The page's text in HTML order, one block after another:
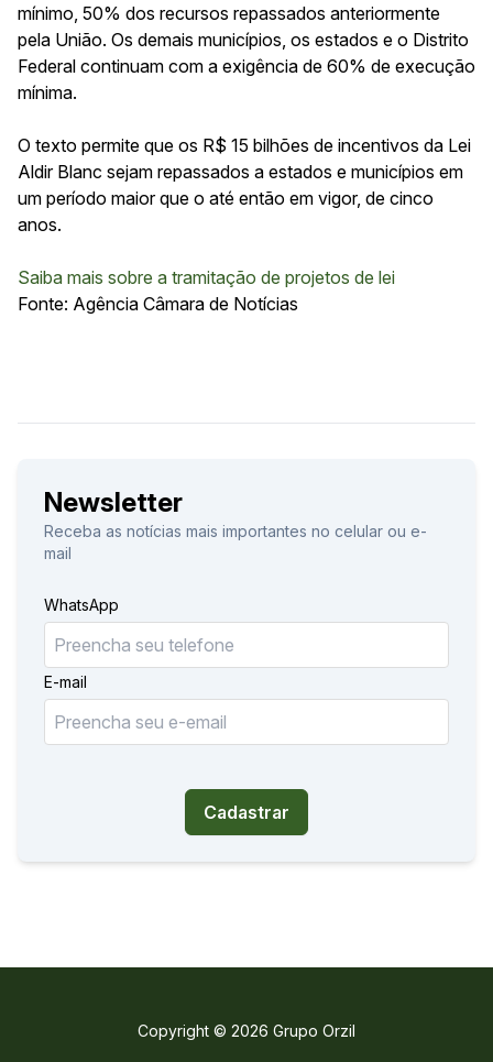
mínimo, 50% dos recursos repassados anteriormente
pela União. Os demais municípios, os estados e o Distrito
Federal continuam com a exigência de 60% de execução
mínima.
O texto permite que os R$ 15 bilhões de incentivos da Lei
Aldir Blanc sejam repassados a estados e municípios em
um período maior que o até então em vigor, de cinco
anos.
Saiba mais sobre a tramitação de projetos de lei
Fonte: Agência Câmara de Notícias
Newsletter
Receba as notícias mais importantes no celular ou e-
mail
WhatsApp
E-mail
Cadastrar
Copyright © 2026 Grupo Orzil